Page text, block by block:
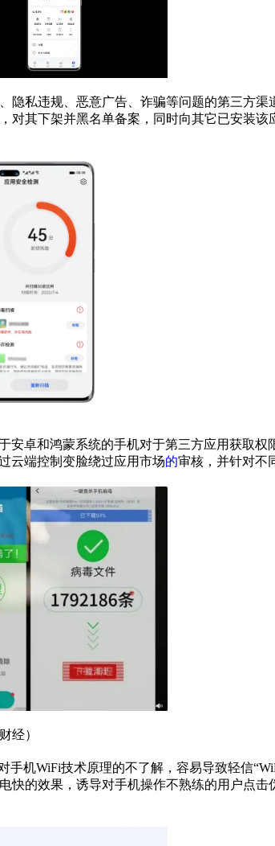
、隐私违规 、恶意广告、 诈骗等问题的第三方渠
对其下架并黑名单备案，同时向其它已安装该
卓和鸿蒙系统的手机对于第三方应用获取
云端控制变脸绕过应用市场的审核，并针对不
财经）
机WiFi技术原理的不了解，容易导致轻信
的效果，诱导对手机操作不熟练的用户点